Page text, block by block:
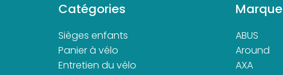
Catégories
Sièges enfants
Panier à vélo
Entretien du vélo
Marque
ABUS
Around
AXA